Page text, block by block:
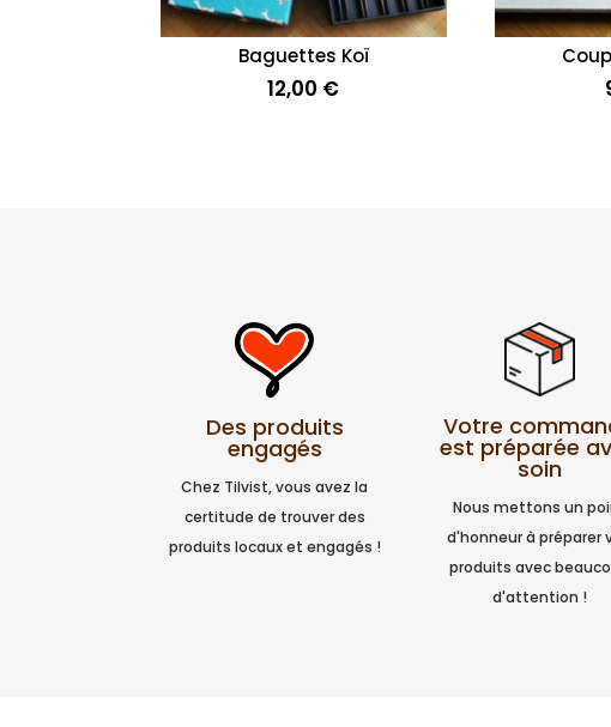
Baguettes Koï
12,00 €
Des produits
engagés
Chez Tilvist, vous avez la
certitude de trouver des
produits locaux et engagés !
Votre
est préparée
soin
Nous mettons un
d'honneur à préparer
produits avec
d'attention !